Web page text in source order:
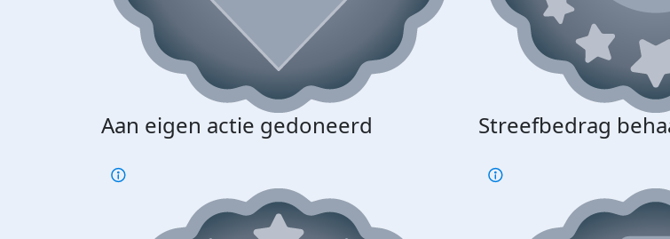
Aan eigen actie gedoneerd Streefbedrag